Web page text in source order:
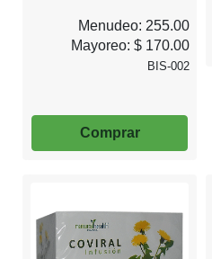
Menudeo: 255.00
Mayoreo: $ 170.00
BIS-002
Comprar